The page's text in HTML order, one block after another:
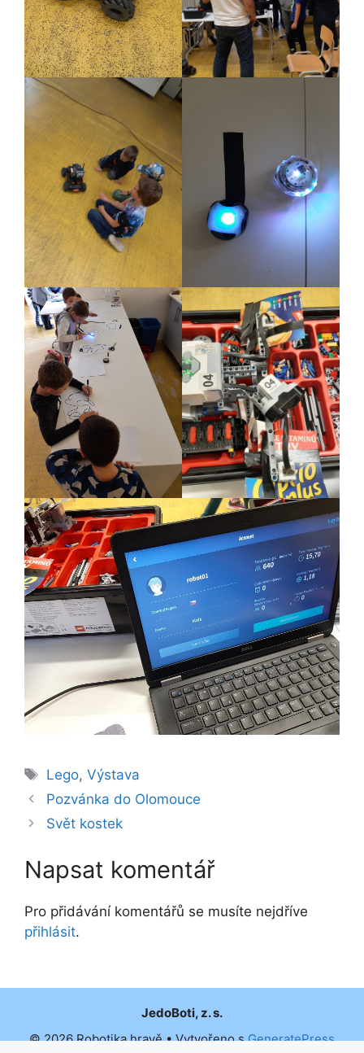
Štítky
Lego,Výstava
Pozvánka do Olomouce
Svět kostek
Napsat komentář
Pro přidávání komentářů se musíte nejdříve
přihlásit.
JedoBoti, z. s.
© 2026 Robotika hravě• Vytvořeno sGeneratePress